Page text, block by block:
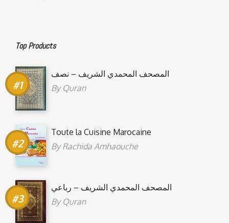
Top Products
المصحف المحمدي الشريف – نصف
By Quran
Toute la Cuisine Marocaine
ByRachida Amhaouche
المصحف المحمدي الشريف – رباعي
By Quran